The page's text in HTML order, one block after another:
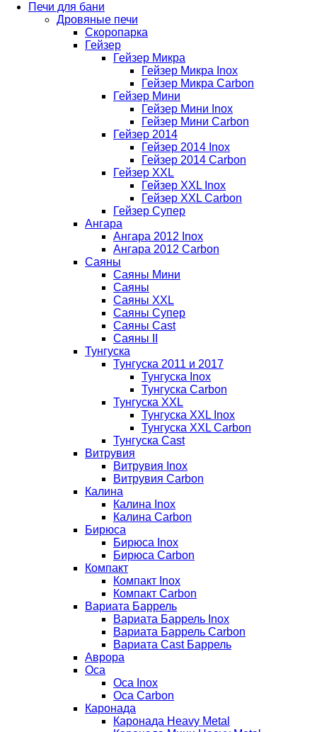
Печи для бани
Дровяные печи
Скоропарка
Гейзер
Гейзер Микра
Гейзер Микра Inox
Гейзер Микра Carbon
Гейзер Мини
Гейзер Мини Inox
Гейзер Мини Carbon
Гейзер 2014
Гейзер 2014 Inox
Гейзер 2014 Carbon
Гейзер XXL
Гейзер XXL Inox
Гейзер XXL Carbon
Гейзер Супер
Ангара
Ангара 2012 Inox
Ангара 2012 Carbon
Саяны
Саяны Мини
Саяны
Саяны XXL
Саяны Супер
Саяны Cast
Саяны II
Тунгуска
Тунгуска 2011 и 2017
Тунгуска Inox
Тунгуска Carbon
Тунгуска XXL
Тунгуска XXL Inox
Тунгуска XXL Carbon
Тунгуска Cast
Витрувия
Витрувия Inox
Витрувия Carbon
Калина
Калина Inox
Калина Carbon
Бирюса
Бирюса Inox
Бирюса Carbon
Компакт
Компакт Inox
Компакт Carbon
Вариата Баррель
Вариата Баррель Inox
Вариата Баррель Carbon
Вариата Cast Баррель
Аврора
Оса
Оса Inox
Оса Carbon
Каронада
Каронада Heavy Metal